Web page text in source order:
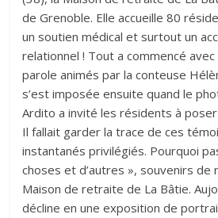
de Grenoble. Elle accueille 80
un soutien médical et surtout un
relationnel ! Tout a commencé
parole animés par la conteuse
s’est imposée ensuite quand le
Ardito a invité les résidents à
Il fallait garder la trace de ces
instantanés privilégiés. Pourquoi
choses et d’autres », souvenirs de
Maison de retraite de La Bâtie.
décline en une exposition de